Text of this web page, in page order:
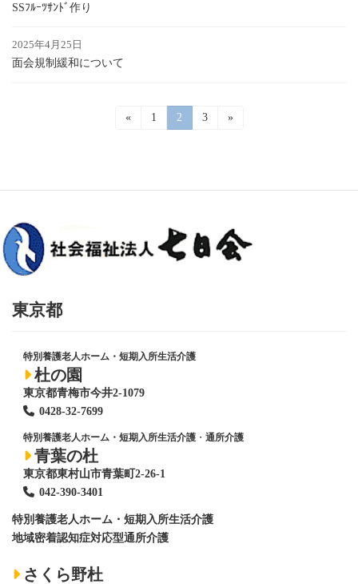
SSﾌﾙｰﾂｻﾝﾄﾞ作り
2025年4月25日
面会規制緩和について
ー
ジ
送
り
«
固1
固
定
2
固
3 »
東京都
特別養護老人ホーム・短期入所生活介護
杜の園
東京都青梅市今井2-1079
0428-32-7699
特別養護老人ホーム・短期入所生活介護 ・ 通所介護
青葉の杜
東京都東村山市青葉町2-26-1
042-390-3401
特別養護老人ホーム ・短期入所生活介護
地域密着認知症対応型通所介護
さくら野杜